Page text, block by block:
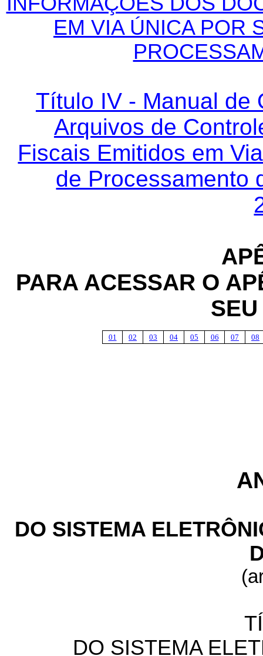
EM VIA ÚNICA POR
Título IV - Manual de
Arquivos de
Fiscais Emitidos em
de Processamento
PARA ACESSAR O
01 02 03 04 05 06 07 08
DO SISTEMA
DO SISTEMA